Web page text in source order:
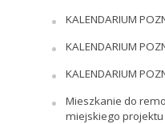
KALENDARIUM
KALENDARIUM
KALENDARIUM
Mieszkanie do
miejskiego projektu